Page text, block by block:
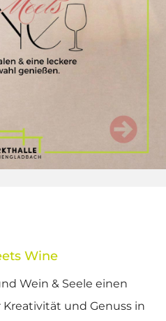
Wine
Wein & Seele einen
und Genuss in